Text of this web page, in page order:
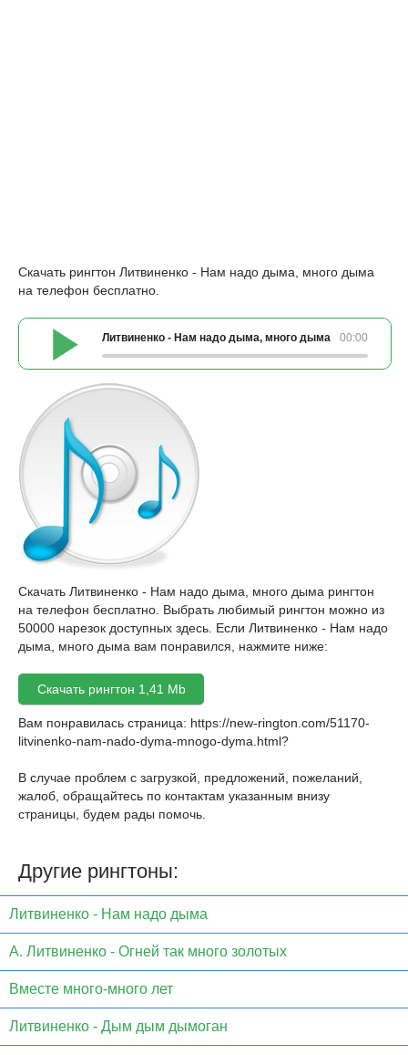
Скачать рингтон Литвиненко - Нам надо дыма, много дыма
на телефон бесплатно.
00:00
Литвиненко - Нам надо дыма, много дыма
Скачать Литвиненко - Нам надо дыма, много дыма рингтон
на телефон бесплатно. Выбрать любимый рингтон можно из
50000 нарезок доступных здесь. Если Литвиненко - Нам надо
дыма, много дыма вам понравился, нажмите ниже:
Скачать рингтон 1,41 Mb
Вам понравилась страница: https://new-rington.com/51170-
litvinenko-nam-nado-dyma-mnogo-dyma.html?
В случае проблем с загрузкой, предложений, пожеланий,
жалоб, обращайтесь по контактам указанным внизу
страницы, будем рады помочь.
Другие рингтоны:
Литвиненко - Нам надо дыма
А. Литвиненко - Огней так много золотых
Вместе много-много лет
Литвиненко - Дым дым дымоган